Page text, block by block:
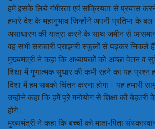
हमें इसके लिये गंभीरता एवं सक्रियता से प्रयास
हमारे देश के महानुभाव जिन्होंने अपनी प्रतिभा के
असाधारण की यात्रा करने के साथ जमीन से
वह सभी सरकारी प्राइमरी स्कूलों से पढ़कर निकले
मुख्यमंत्री ने कहा कि अध्यापकों को अच्छा वेतन व
शिक्षा में गुणात्मक सुधार की कमी रहने का यह
दिशा में हम सबको चिंतन करना होगा। यह हमारी
उन्होंने कहा कि हमें पूरे मनोयोग से शिक्षा की
होंगे।
मुख्यमंत्री ने कहा कि बच्चों को माता-पिता